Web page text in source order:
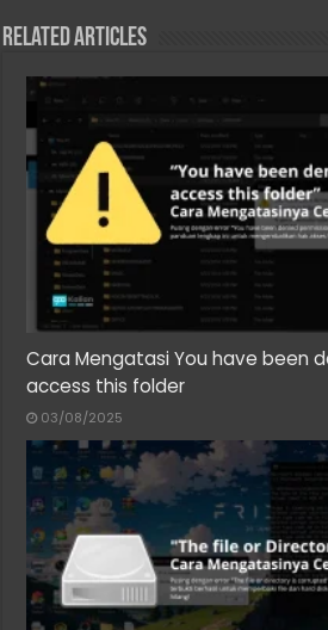
Related Articles
Cara Mengatasi You have been
access this folder
03/08/2025